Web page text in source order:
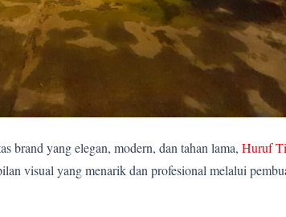
brand yang elegan, modern, dan tahan lama, Huruf
visual yang menarik dan profesional melalui